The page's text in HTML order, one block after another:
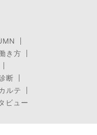
き方
断
ルテ
ビュー